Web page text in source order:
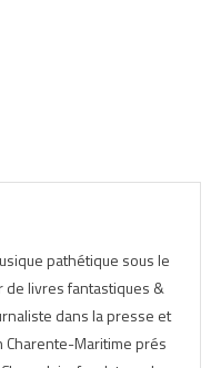
pathétique sous le
de livres fantastiques &
dans la presse et
Charente-Maritime prés